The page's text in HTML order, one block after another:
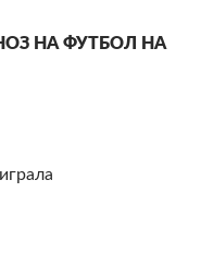
НА ФУТБОЛ НА